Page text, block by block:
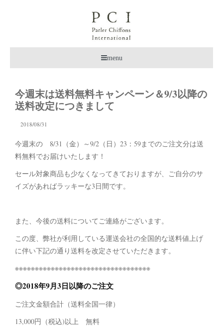
menu
今週末は送料無料キャンペーン＆9/3以降の
送料改定につきまして
2018/08/31
今週末の 8/31（金）～9/2（日）23：59までのご注文分は送
料無料でお届けいたします！
セール対象商品も少なくなってきておりますが、ご自分のサ
イズがあればラッキーな3日間です。
また、今後の送料についてご連絡がございます。
この度、弊社が利用している運送会社の全国的な送料値上げ
に伴い下記の通り送料を改定させていただきます。
※※※※※※※※※※※※※※※※※※※※※※※※※※※※※※※※※※
◎2018年9月3日以降のご注文
ご注文金額合計（送料全国一律）
13,000円（税込)以上 無料